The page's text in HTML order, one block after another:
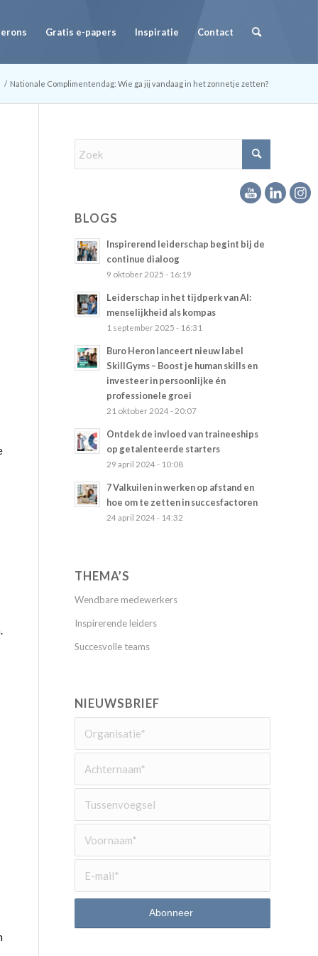
Gratis e-papers Inspiratie Contact
/ Nationale Complimentendag: Wie ga jij vandaag in het zonnetje zetten?
BLOGS
Inspirerend leiderschap begint bij de
continue dialoog
9 oktober 2025 - 16:19
Leiderschap in het tijdperk van AI:
menselijkheid als kompas
1 september 2025 - 16:31
Buro Heron lanceert nieuw label
SkillGyms – Boost je human skills en
investeer in persoonlijke én
professionele groei
21 oktober 2024 - 20:07
Ontdek de invloed van traineeships
op getalenteerde starters
29 april 2024 - 10:08
7 Valkuilen in werken op afstand en
hoe om te zetten in succesfactoren
24 april 2024 - 14:32
THEMA’S
Wendbare medewerkers
Inspirerende leiders
Succesvolle teams
NIEUWSBRIEF